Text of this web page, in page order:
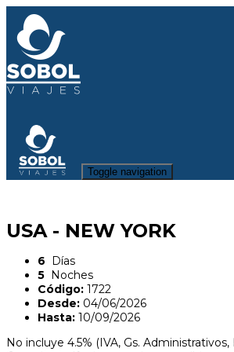
Toggle navigation
USA - NEW YORK
6 Días
5 Noches
Código: 1722
Desde: 04/06/2026
Hasta: 10/09/2026
No incluye 4.5% (IVA, Gs. Administrativos,